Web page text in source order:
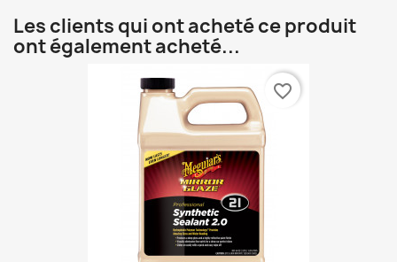
Les clients qui ont acheté ce produit
ont également acheté...
favorite_border